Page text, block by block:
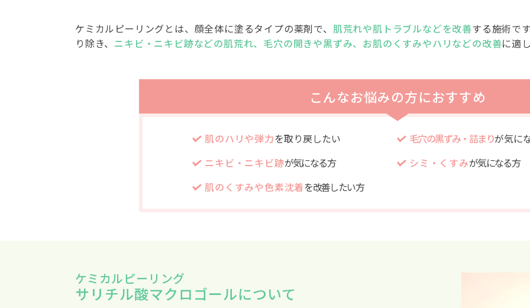
ケミカルピーリングとは、顔全体に塗るタイプの薬剤で、 肌荒れや肌トラブルなどを改善する施術で
り除き、 ニキビ・ニキビ跡などの肌荒れ、毛穴の開きや黒ずみ、お肌のくすみやハリなどの改善に適
こんなお悩みの方におすすめ
肌のハリや弾力を取り戻したい 毛穴の黒ずみ・詰まりが気に
ニキビ・ニキビ跡が気になる方 シミ・くすみが気になる方
肌のくすみや色素沈着を改善したい方
ケミカルピーリング
サリチル酸マクロゴールについて